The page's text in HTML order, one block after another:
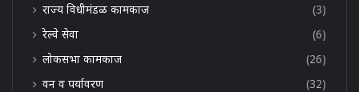
राज्य विधीमंडळ कामकाज
(3)
रेल्वे सेवा
(6)
लोकसभा कामकाज
(26)
वन व पर्यावरण
(32)